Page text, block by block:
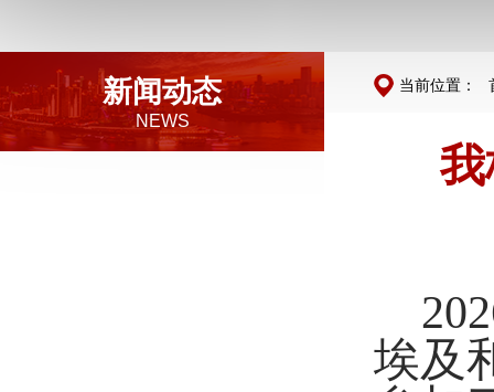
新闻动态
NEWS
当前位置：
202
埃及